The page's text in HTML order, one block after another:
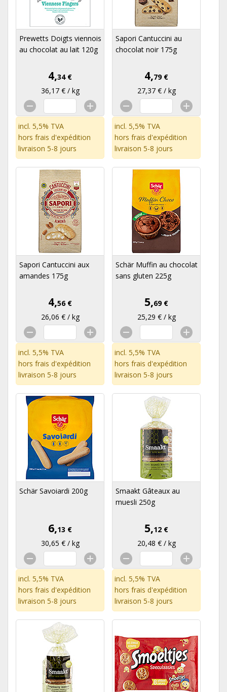
Prewetts Doigts viennois
au chocolat au lait 120g
4,34 €
36,17 € / kg
incl. 5,5% TVA
hors frais d'expédition
livraison 5-8 jours
Sapori Cantuccini au
chocolat noir 175g
4,79 €
27,37 € / kg
incl. 5,5% TVA
hors frais d'expédition
livraison 5-8 jours
Sapori Cantuccini aux
amandes 175g
4,56 €
26,06 € / kg
incl. 5,5% TVA
hors frais d'expédition
livraison 5-8 jours
Schär Muffin au chocolat
sans gluten 225g
5,69 €
25,29 € / kg
incl. 5,5% TVA
hors frais d'expédition
livraison 5-8 jours
Schär Savoiardi 200g
6,13 €
30,65 € / kg
incl. 5,5% TVA
hors frais d'expédition
livraison 5-8 jours
Smaakt Gâteaux au
muesli 250g
5,12 €
20,48 € / kg
incl. 5,5% TVA
hors frais d'expédition
livraison 5-8 jours